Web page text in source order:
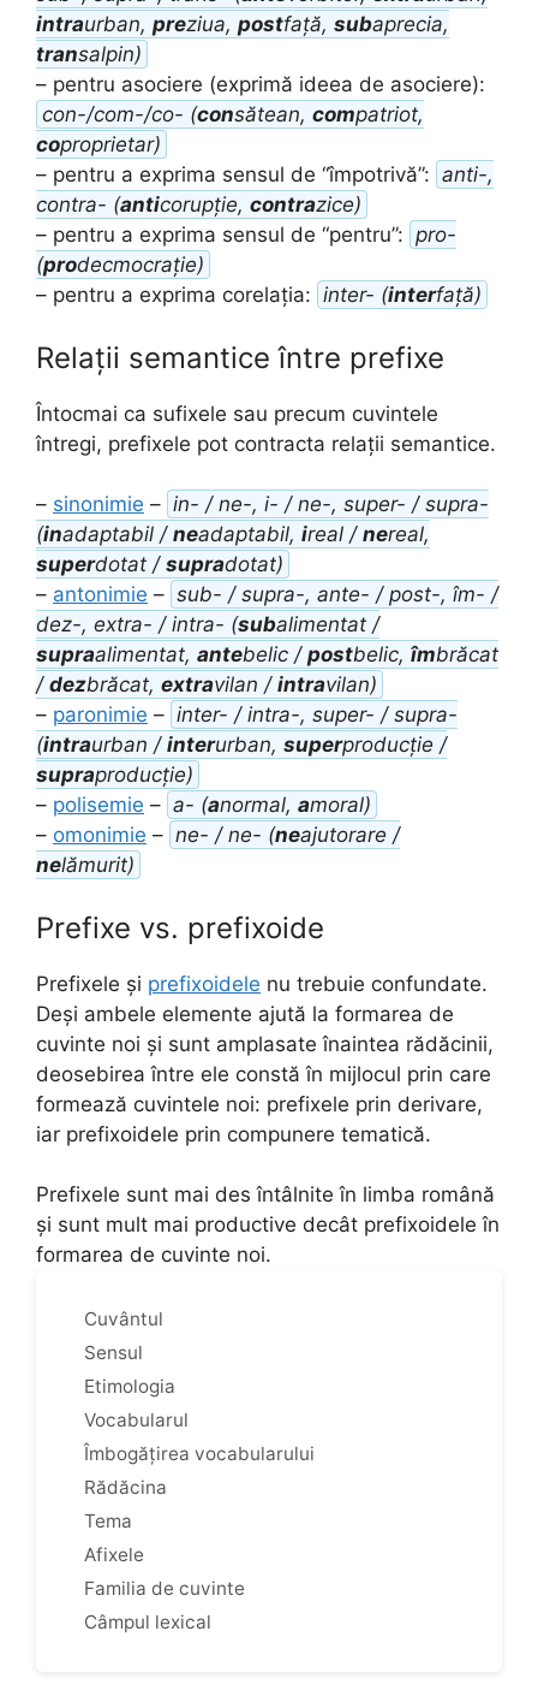
intraurban, preziua, postfață, subaprecia,
transalpin)
– pentru asociere (exprimă ideea de asociere):
con-/com-/co- (consătean, compatriot,
coproprietar)
– pentru a exprima sensul de “împotrivă”: anti-,
contra- (anticorupție, contrazice)
– pentru a exprima sensul de “pentru”: pro-
(prodecmocrație)
– pentru a exprima corelația: inter- (interfață)
Relații semantice între prefixe
Întocmai ca sufixele sau precum cuvintele
întregi, prefixele pot contracta relații semantice.
– sinonimie – in- / ne-, i- / ne-, super- / supra-
(inadaptabil / neadaptabil, ireal / nereal,
superdotat / supradotat)
– antonimie – sub- / supra-, ante- / post-, îm- /
dez-, extra- / intra- (subalimentat /
supraalimentat, antebelic / postbelic, îmbrăcat
/ dezbrăcat, extravilan / intravilan)
– paronimie – inter- / intra-, super- / supra-
(intraurban / interurban, superproducție /
supraproducție)
– polisemie – a- (anormal, amoral)
– omonimie – ne- / ne- (neajutorare /
nelămurit)
Prefixe vs. prefixoide
Prefixele și prefixoidele nu trebuie confundate.
Deși ambele elemente ajută la formarea de
cuvinte noi și sunt amplasate înaintea rădăcinii,
deosebirea între ele constă în mijlocul prin care
formează cuvintele noi: prefixele prin derivare,
iar prefixoidele prin compunere tematică.
Prefixele sunt mai des întâlnite în limba română
și sunt mult mai productive decât prefixoidele în
formarea de cuvinte noi.
Cuvântul
Sensul
Etimologia
Vocabularul
Îmbogățirea vocabularului
Rădăcina
Tema
Afixele
Familia de cuvinte
Câmpul lexical